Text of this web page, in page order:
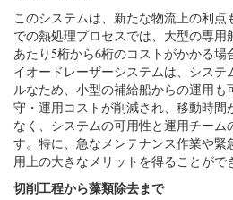
このシステムは、新たな物流上の利
での熱処理プロセスでは、大型の専用
あたり5桁から6桁のコストがかかる
イオードレーザーシステムは、シス
ルなため、小型の補給船からの運用
守・運用コストが削減され、移動時間
なく、システムの可用性と運用チーム
す。特に、急なメンテナンス作業や緊
用上の大きなメリットを得ることがで
切削工程から藻類除去まで